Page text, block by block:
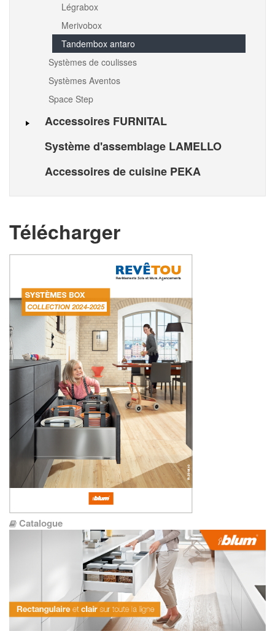
Légrabox
Merivobox
Tandembox antaro
Systèmes de coulisses
Systèmes Aventos
Space Step
Accessoires FURNITAL
Système d'assemblage LAMELLO
Accessoires de cuisine PEKA
Télécharger
Catalogue